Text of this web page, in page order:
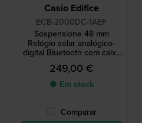
Casio Edifice
ECB-2000DC-1AEF
Sospensione 48 mm
Relógio solar analógico-
digital Bluetooth com caixa
em carbono
249,00 €
● Em stock
Comparar